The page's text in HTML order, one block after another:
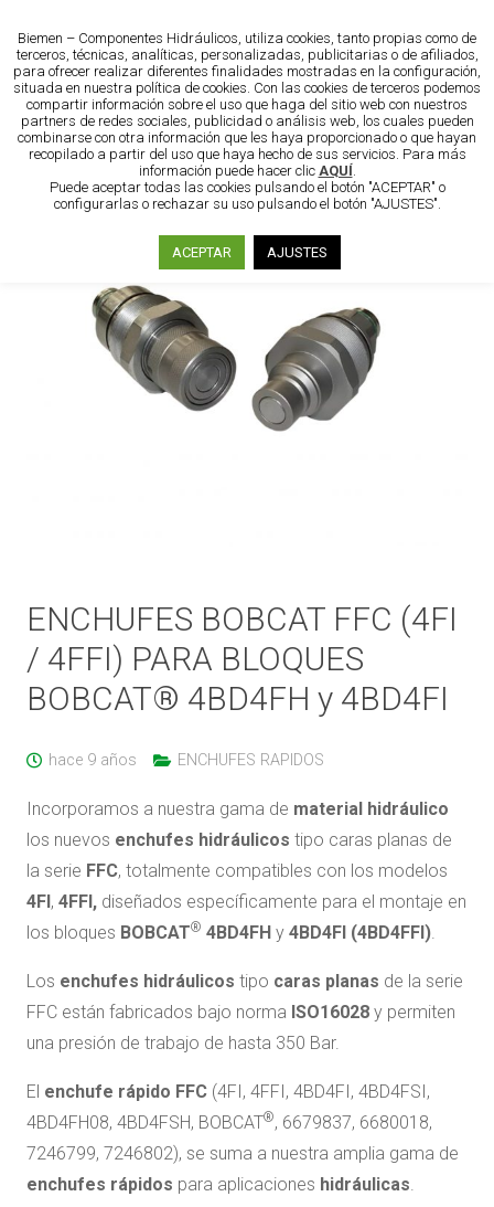
ENCHUFES BOBCAT FFC (4FI
/ 4FFI) PARA BLOQUES
BOBCAT® 4BD4FH y 4BD4FI
hace 9 años ENCHUFES RAPIDOS
Incorporamos a nuestra gama de material hidráulico
los nuevos enchufes hidráulicos tipo caras planas de
la serie FFC, totalmente compatibles con los modelos
4FI , 4FFI, diseñados específicamente para el montaje en
los bloques BOBCAT® 4BD4FH y 4BD4FI (4BD4FFI).
Los enchufes hidráulicos tipo caras planas de la serie
FFC están fabricados bajo norma ISO16028 y permiten
una presión de trabajo de hasta 350 Bar.
El enchufe rápido FFC (4FI, 4FFI, 4BD4FI, 4BD4FSI,
4BD4FH08, 4BD4FSH, BOBCAT®, 6679837, 6680018,
7246799, 7246802), se suma a nuestra amplia gama de
enchufes rápidos para aplicaciones hidráulicas.
Biemen – Componentes Hidráulicos, utiliza cookies, tanto propias como de
terceros, técnicas, analíticas, personalizadas, publicitarias o de afiliados,
para ofrecer realizar diferentes finalidades mostradas en la configuración,
situada en nuestra política de cookies. Con las cookies de terceros podemos
compartir información sobre el uso que haga del sitio web con nuestros
partners de redes sociales, publicidad o análisis web, los cuales pueden
combinarse con otra información que les haya proporcionado o que hayan
recopilado a partir del uso que haya hecho de sus servicios. Para más
información puede hacer clic AQUÍ.
Puede aceptar todas las cookies pulsando el botón "ACEPTAR" o
configurarlas o rechazar su uso pulsando el botón "AJUSTES".
ACEPTAR AJUSTES